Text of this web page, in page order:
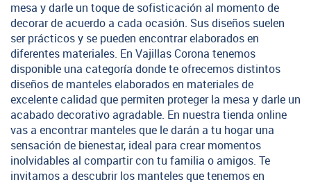
mesa y darle un toque de sofisticación al momento de
decorar de acuerdo a cada ocasión. Sus diseños suelen
ser prácticos y se pueden encontrar elaborados en
diferentes materiales. En Vajillas Corona tenemos
disponible una categoría donde te ofrecemos distintos
diseños de manteles elaborados en materiales de
excelente calidad que permiten proteger la mesa y darle un
acabado decorativo agradable. En nuestra tienda online
vas a encontrar manteles que le darán a tu hogar una
sensación de bienestar, ideal para crear momentos
inolvidables al compartir con tu familia o amigos. Te
invitamos a descubrir los manteles que tenemos en